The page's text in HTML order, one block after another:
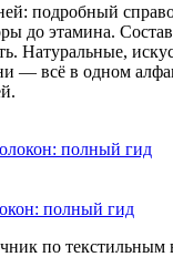
подробный
до этамина.
Натуральные,
— всё в одном
полный гид
по текстильным